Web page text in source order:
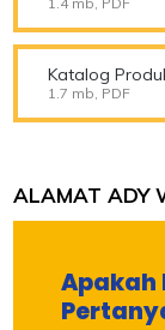
Katalog
1.7 mb, PDF
ALAMAT ADY
Apakah